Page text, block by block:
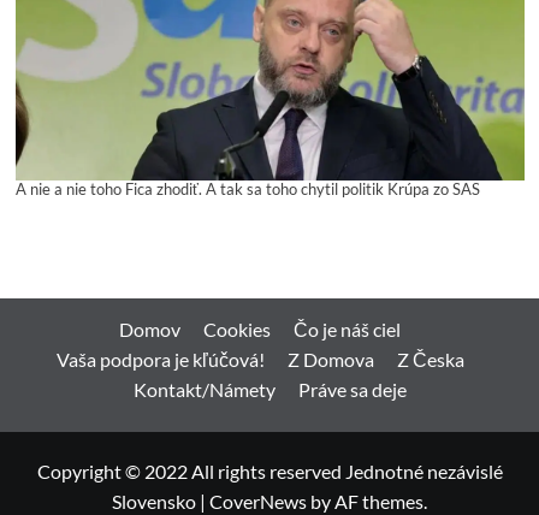
A nie a nie toho Fica zhodiť. A tak sa toho chytil politik Krúpa zo SAS
Domov Cookies
Čo je náš ciel
Vaša podpora je kľúčová!
Z Domova
Z Česka
Kontakt/Námety
Práve sa deje
Copyright © 2022 All rights reserved Jednotné nezávislé
Slovensko | CoverNews by AF themes.